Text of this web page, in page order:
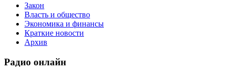
Закон
Власть и общество
Экономика и финансы
Краткие новости
Архив
Радио онлайн